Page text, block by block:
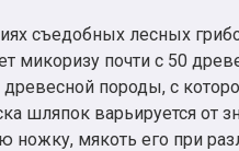
съедобных лесных
микоризу почти с 50
породы, с
шляпок варьируется от
ножку, мякоть его при